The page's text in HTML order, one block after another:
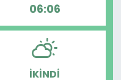
06:06
İKINDI